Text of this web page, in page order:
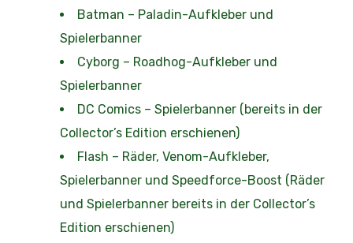
Batman – Paladin-Aufkleber und
Spielerbanner
Cyborg – Roadhog-Aufkleber und
Spielerbanner
DC Comics – Spielerbanner (bereits in der
Collector’s Edition erschienen)
Flash – Räder, Venom-Aufkleber,
Spielerbanner und Speedforce-Boost (Räder
und Spielerbanner bereits in der Collector’s
Edition erschienen)